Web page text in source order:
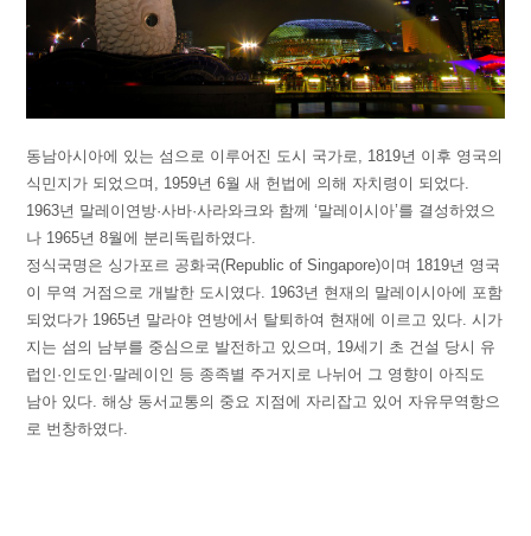
동남아시아에 있는 섬으로 이루어진 도시 국가로, 1819년 이후 영국의
식민지가 되었으며, 1959년 6월 새 헌법에 의해 자치령이 되었다.
1963년 말레이연방·사바·사라와크와 함께 ‘말레이시아’를 결성하였으
나 1965년 8월에 분리독립하였다.
정식국명은 싱가포르 공화국(Republic of Singapore)이며 1819년 영국
이 무역 거점으로 개발한 도시였다. 1963년 현재의 말레이시아에 포함
되었다가 1965년 말라야 연방에서 탈퇴하여 현재에 이르고 있다. 시가
지는 섬의 남부를 중심으로 발전하고 있으며, 19세기 초 건설 당시 유
럽인·인도인·말레이인 등 종족별 주거지로 나뉘어 그 영향이 아직도
남아 있다. 해상 동서교통의 중요 지점에 자리잡고 있어 자유무역항으
로 번창하였다.